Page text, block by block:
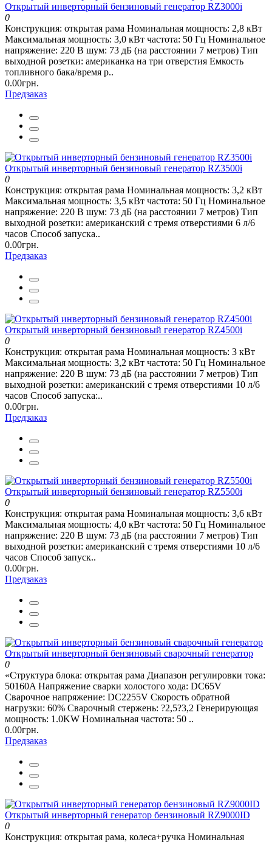
Открытый инверторный бензиновый генератор RZ3000i
0
Конструкция: открытая рама Номинальная мощность: 2,8 кВт
Максимальная мощность: 3,0 кВт частота: 50 Гц Номинальное
напряжение: 220 В шум: 73 дБ (на расстоянии 7 метров) Тип
выходной розетки: американка на три отверстия Емкость
топливного бака/время р..
0.00грн.
Предзаказ
Открытый инверторный бензиновый генератор RZ3500i
0
Конструкция: открытая рама Номинальная мощность: 3,2 кВт
Максимальная мощность: 3,5 кВт частота: 50 Гц Номинальное
напряжение: 220 В шум: 73 дБ (на расстоянии 7 метров) Тип
выходной розетки: американский с тремя отверстиями 6 л/6
часов Способ запуска..
0.00грн.
Предзаказ
Открытый инверторный бензиновый генератор RZ4500i
0
Конструкция: открытая рама Номинальная мощность: 3 кВт
Максимальная мощность: 3,2 кВт частота: 50 Гц Номинальное
напряжение: 220 В шум: 73 дБ (на расстоянии 7 метров) Тип
выходной розетки: американский с тремя отверстиями 10 л/6
часов Способ запуска:..
0.00грн.
Предзаказ
Открытый инверторный бензиновый генератор RZ5500i
0
Конструкция: открытая рама Номинальная мощность: 3,6 кВт
Максимальная мощность: 4,0 кВт частота: 50 Гц Номинальное
напряжение: 220 В шум: 73 дБ (на расстоянии 7 метров) Тип
выходной розетки: американский с тремя отверстиями 10 л/6
часов Способ запуск..
0.00грн.
Предзаказ
Открытый инверторный бензиновый сварочный генератор
0
«Структура блока: открытая рама Диапазон регулировки тока:
50160A Напряжение сварки холостого хода: DC65V
Сварочное напряжение: DC2255V Скорость обратной
нагрузки: 60% Сварочный стержень: ?2,5?3,2 Генерирующая
мощность: 1.0KW Номинальная частота: 50 ..
0.00грн.
Предзаказ
Открытый инверторный генератор бензиновый RZ9000ID
0
Конструкция: открытая рама, колеса+ручка Номинальная